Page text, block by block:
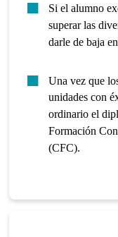
Si el alumno
superar las
darle de baja
Una vez que
unidades con
ordinario el
Formación
(CFC).